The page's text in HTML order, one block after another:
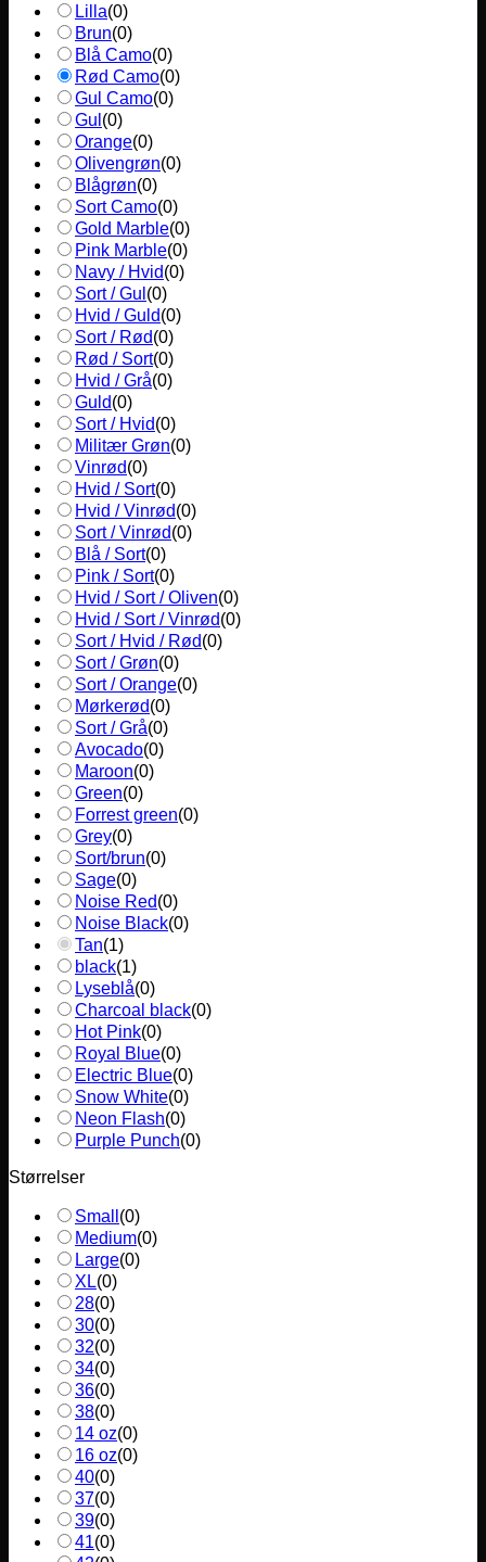
Lilla(0)
Brun(0)
Blå Camo(0)
Rød Camo(0)
Gul Camo(0)
Gul (0)
Orange(0)
Olivengrøn(0)
Blågrøn(0)
Sort Camo(0)
Gold Marble(0)
Pink Marble(0)
Navy / Hvid(0)
Sort / Gul (0)
Hvid / Guld(0)
Sort / Rød(0)
Rød / Sort(0)
Hvid / Grå(0)
Guld(0)
Sort / Hvid(0)
Militær Grøn(0)
Vinrød(0)
Hvid / Sort(0)
Hvid / Vinrød(0)
Sort / Vinrød(0)
Blå / Sort(0)
Pink / Sort(0)
Hvid / Sort / Oliven(0)
Hvid / Sort / Vinrød(0)
Sort / Hvid / Rød(0)
Sort / Grøn(0)
Sort / Orange(0)
Mørkerød(0)
Sort / Grå(0)
Avocado(0)
Maroon(0)
Green(0)
Forrest green(0)
Grey(0)
Sort/brun(0)
Sage(0)
Noise Red(0)
Noise Black(0)
Tan(1)
black(1)
Lyseblå(0)
Charcoal black(0)
Hot Pink(0)
Royal Blue(0)
Electric Blue(0)
Snow White(0)
Neon Flash(0)
Purple Punch(0)
Størrelser
Small (0)
Medium(0)
Large(0)
XL(0)
28(0)
30(0)
32(0)
34(0)
36(0)
38(0)
14 oz(0)
16 oz(0)
40(0)
37(0)
39(0)
41(0)